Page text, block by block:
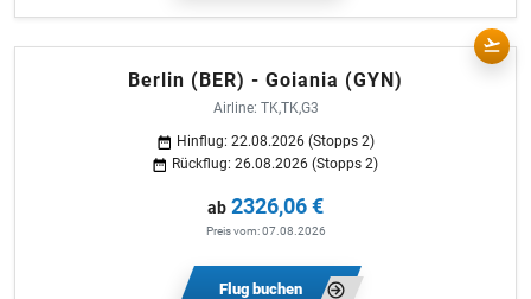
Berlin (BER) - Goiania (GYN)
Airline: TK,TK,G3
Hinflug: 22.08.2026 (Stopps 2)
Rückflug: 26.08.2026 (Stopps 2)
ab 2326,06 €
Preis vom: 07.08.2026
Flug buchen